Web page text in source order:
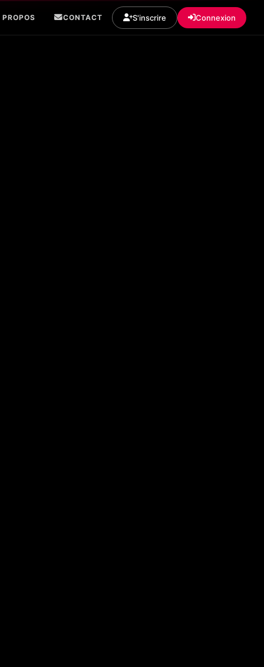
PROPOS CONTACT S'inscrire Connexion